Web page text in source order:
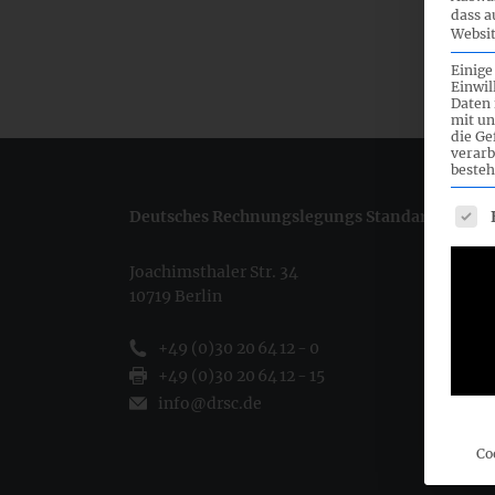
Deutsches Rechnungslegungs Standards
Joachimsthaler Str. 34
10719 Berlin
+49 (0)30 20 64 12 - 0
+49 (0)30 20 64 12 - 15
info@drsc.de
dass
Daten
mit
die
Es